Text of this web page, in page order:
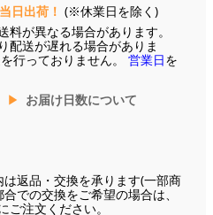
日出荷！ (※休業日を除く)
料が異なる場合があります。
配送が遅れる場合がありま
行っておりません。 営業日を
お届け日数について
返品・交換を承ります(一部商
での交換をご希望の場合は、
ご注文ください。